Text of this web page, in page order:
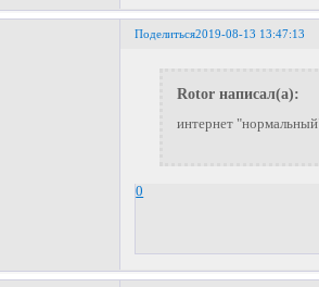
Поделиться2019-08-13 13:47:13
Rotor написал(а):
интернет
0